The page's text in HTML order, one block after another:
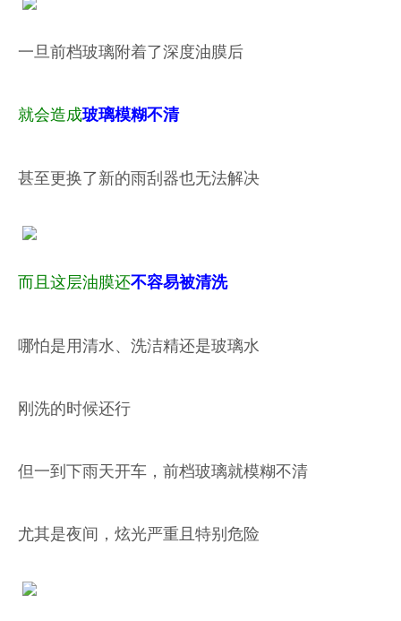
一旦前档玻璃附着了深度油膜后
就会造成玻璃模糊不清
甚至更换了新的雨刮器也无法解决
而且这层油膜还不容易被清洗
哪怕是用清水、洗洁精还是玻璃水
刚洗的时候还行
但一到下雨天开车，前档玻璃就模糊不清
尤其是夜间，炫光严重且特别危险